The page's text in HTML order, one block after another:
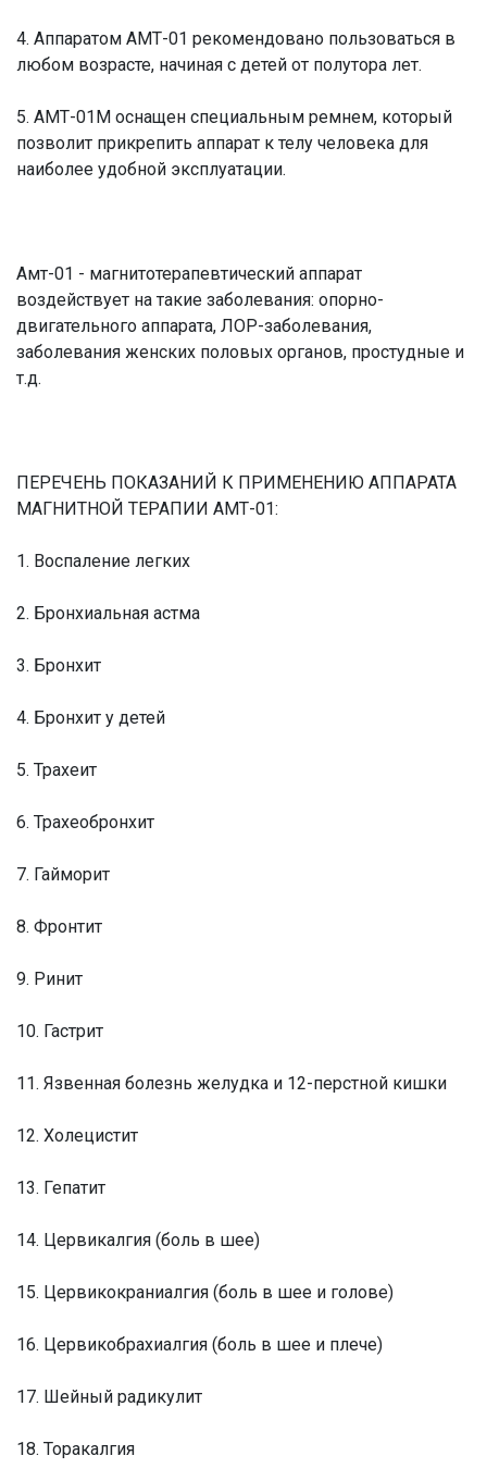
4. Аппаратом АМТ-01 рекомендовано пользоваться в
любом возрасте, начиная с детей от полутора лет.
5. АМТ-01М оснащен специальным ремнем, который
позволит прикрепить аппарат к телу человека для
наиболее удобной эксплуатации.
Амт-01 - магнитотерапевтический аппарат
воздействует на такие заболевания: опорно-
двигательного аппарата, ЛОР-заболевания,
заболевания женских половых органов, простудные и
т.д.
ПЕРЕЧЕНЬ ПОКАЗАНИЙ К ПРИМЕНЕНИЮ АППАРАТА
МАГНИТНОЙ ТЕРАПИИ АМТ-01:
1. Воспаление легких
2. Бронхиальная астма
3. Бронхит
4. Бронхит у детей
5. Трахеит
6. Трахеобронхит
7. Гайморит
8. Фронтит
9. Ринит
10. Гастрит
11. Язвенная болезнь желудка и 12-перстной кишки
12. Холецистит
13. Гепатит
14. Цервикалгия (боль в шее)
15. Цервикокраниалгия (боль в шее и голове)
16. Цервикобрахиалгия (боль в шее и плече)
17. Шейный радикулит
18. Торакалгия